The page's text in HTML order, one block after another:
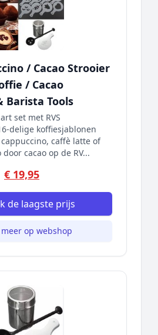
/ Cacao Strooier
/ Cacao
Barista Tools
set met RVS
delige koffiesjablonen
caffè latte of
cacao op de RV...
€ 19,95
de laagste prijs
meer op webshop